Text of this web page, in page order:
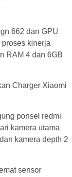
662 dan GPU
kinerja
RAM 4 dan 6GB
Charger Xiaomi
ponsel redmi
kamera utama
kamera depth 2
sensor